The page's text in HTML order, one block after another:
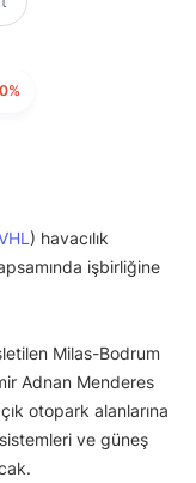
) havacılık
işbirliğine
Milas-Bodrum
Adnan Menderes
otopark alanlarına
ve güneş